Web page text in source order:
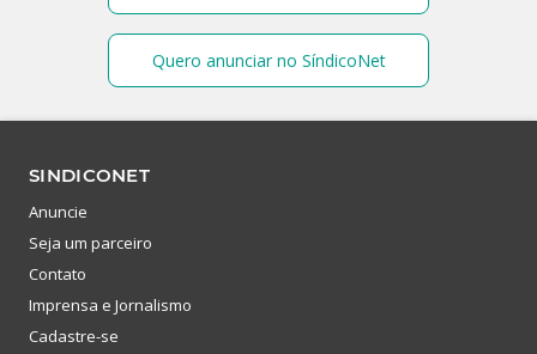
Quero anunciar no SíndicoNet
SINDICONET
Anuncie
Seja um parceiro
Contato
Imprensa e Jornalismo
Cadastre-se